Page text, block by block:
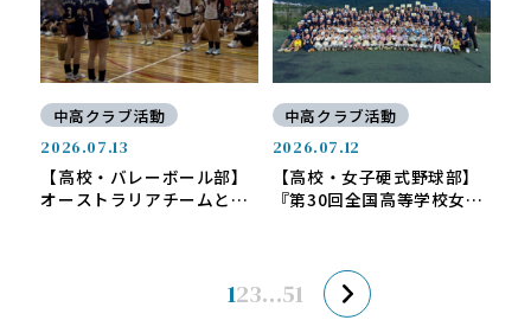
中高クラブ活動
2026.07.13
【高校・バレーボール部】
オーストラリアチームとの
中高クラブ活動
2026.07.12
【高校・女子硬式野球部】
『第30回全国高等学校女子
123…51